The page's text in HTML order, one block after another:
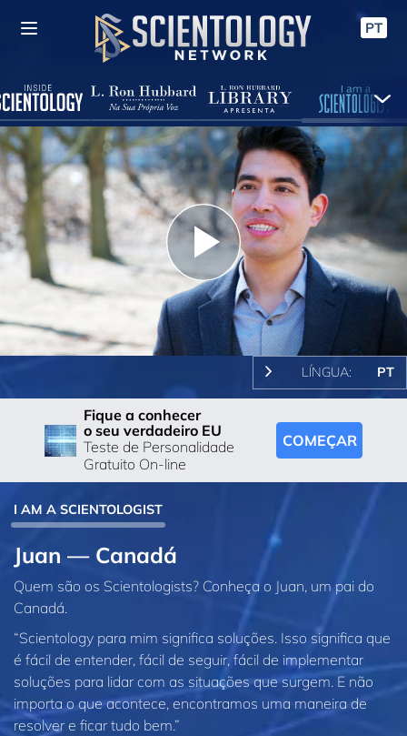
PT
Play
Video
LÍNGUA: PT
Fique a conhecer
o seu verdadeiro EU
Teste de Personalidade
Gratuito On-line
COMEÇAR
I AM A SCIENTOLOGIST
Juan — Canadá
Quem são os Scientologists? Conheça o Juan, um pai do
Canadá.
“Scientology para mim significa soluções. Isso significa que
é fácil de entender, fácil de seguir, fácil de implementar
soluções para lidar com as situações que surgem. E não
importa o que acontece, encontramos uma maneira de
resolver e ficar tudo bem.”